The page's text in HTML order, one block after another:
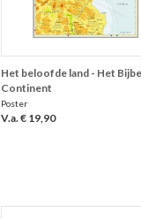
Het beloofde land - Het
Continent
Poster
V.a. € 19,90